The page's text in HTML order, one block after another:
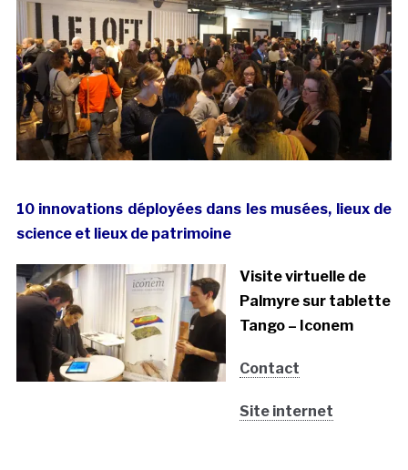
10 innovations déployées dans les musées, lieux de
science et lieux de patrimoine
Visite virtuelle de
Palmyre sur tablette
Tango – Iconem
Contact
Site internet